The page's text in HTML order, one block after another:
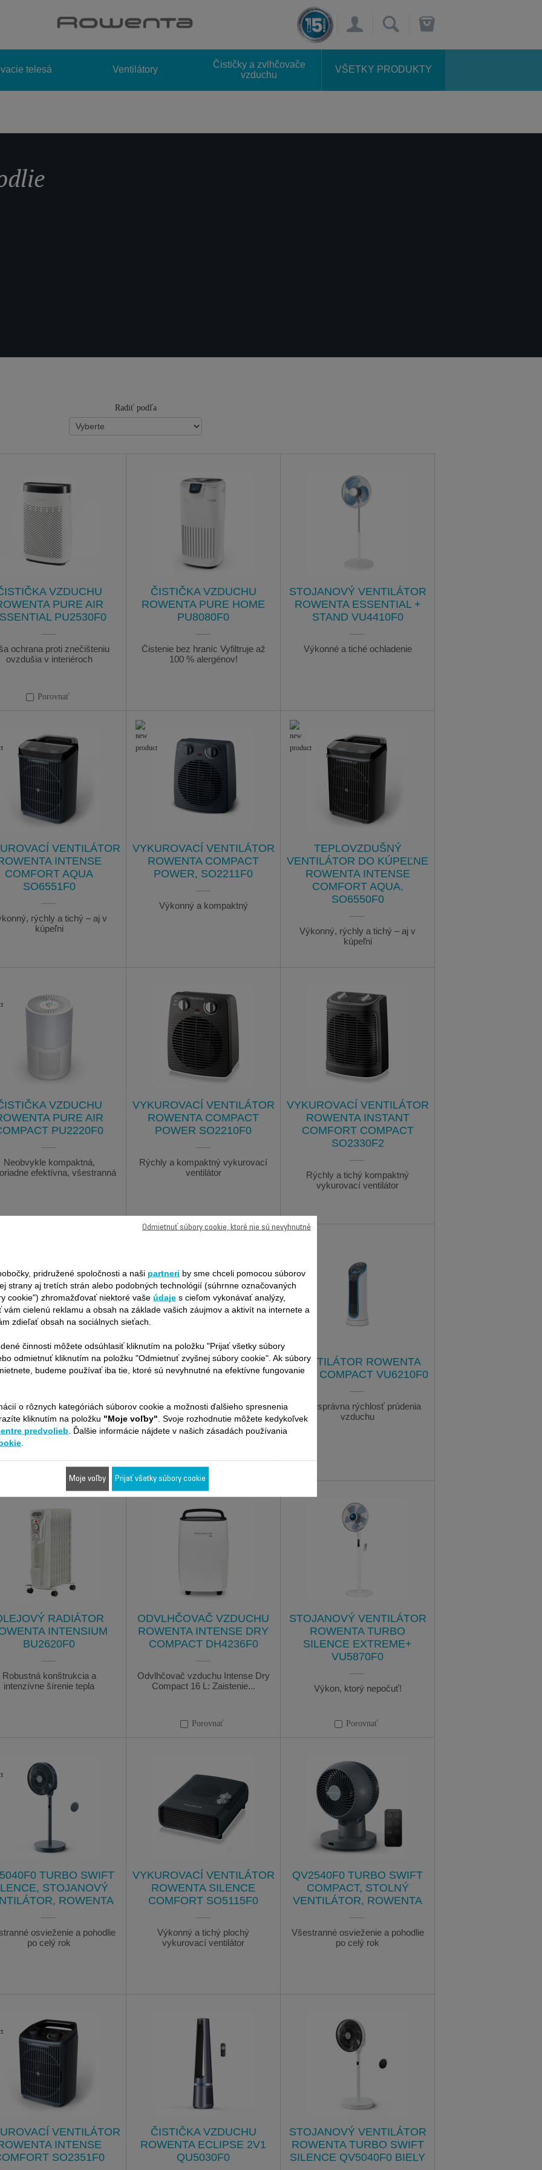
×
Choose a category
telesá Ventilátory
Čističky a zvlhčovače
vzduchu
VŠETKY PRODUKTY
Radiť podľa
VZDUCHU
PURE AIR
PU2530F0
ochrana proti znečišteniu
ovzdušia v interiéroch
Porovnať
ČISTIČKA VZDUCHU
ROWENTA PURE HOME
PU8080F0
Čistenie bez hraníc Vyfiltruje až
100 % alergénov!
STOJANOVÝ VENTILÁTOR
ROWENTA ESSENTIAL +
STAND VU4410F0
Výkonné a tiché ochladenie
VENTILÁTOR
INTENSE
COMFORT AQUA
SO6551F0
rýchly a tichý – aj v
kúpeľni
VYKUROVACÍ VENTILÁTOR
ROWENTA COMPACT
POWER, SO2211F0
Výkonný a kompaktný
TEPLOVZDUŠNÝ
VENTILÁTOR DO KÚPEĽNE
ROWENTA INTENSE
COMFORT AQUA,
SO6550F0
Výkonný, rýchly a tichý – aj v
kúpeľni
VZDUCHU
PURE AIR
PU2220F0
Neobvykle kompaktná,
efektívna, všestranná
VYKUROVACÍ VENTILÁTOR
ROWENTA COMPACT
POWER SO2210F0
Rýchly a kompaktný vykurovací
ventilátor
VYKUROVACÍ VENTILÁTOR
ROWENTA INSTANT
COMFORT COMPACT
SO2330F2
Rýchly a tichý kompaktný
vykurovací ventilátor
VENTILÁTOR
INSTANT
a tichý vykurovací
ventilátor do kúpeľne
ČISTIČKA VZDUCHU
ROWENTA PURE AIR
Dýchajte s ľahkosťou!
Porovnať
VENTILÁTOR ROWENTA
EOLE COMPACT VU6210F0
Vždy správna rýchlosť prúdenia
vzduchu
RADIÁTOR
INTENSIUM
BU2620F0
Robustná konštrukcia a
intenzívne šírenie tepla
ODVLHČOVAČ VZDUCHU
ROWENTA INTENSE DRY
COMPACT DH4236F0
Odvlhčovač vzduchu Intense Dry
Compact 16 L: Zaistenie...
Porovnať
STOJANOVÝ VENTILÁTOR
ROWENTA TURBO
SILENCE EXTREME+
VU5870F0
Výkon, ktorý nepočuť!
Porovnať
TURBO SWIFT
STOJANOVÝ
ROWENTA
osvieženie a pohodlie
po celý rok
VYKUROVACÍ VENTILÁTOR
ROWENTA SILENCE
COMFORT SO5115F0
Výkonný a tichý plochý
vykurovací ventilátor
QV2540F0 TURBO SWIFT
COMPACT, STOLNÝ
VENTILÁTOR, ROWENTA
Všestranné osvieženie a pohodlie
po celý rok
VENTILÁTOR
INTENSE
SO2351F0
ČISTIČKA VZDUCHU
ROWENTA ECLIPSE 2V1
QU5030F0
STOJANOVÝ VENTILÁTOR
ROWENTA TURBO SWIFT
SILENCE QV5040F0 BIELY
pridružené spoločnosti a naši partneri by sme chceli pomocou súborov
strany aj tretích strán alebo podobných technológií (súhrnne označovaných
cookie") zhromažďovať niektoré vaše údaje s cieľom vykonávať analýzy,
vám cielenú reklamu a obsah na základe vašich záujmov a aktivít na internete a
zdieľať obsah na sociálnych sieťach.
činnosti môžete odsúhlasiť kliknutím na položku "Prijať všetky súbory
odmietnuť kliknutím na položku "Odmietnuť zvyšnej súbory cookie". Ak súbory
budeme používať iba tie, ktoré sú nevyhnutné na efektívne fungovanie
o rôznych kategóriách súborov cookie a možnosti ďalšieho spresnenia
kliknutím na položku "Moje voľby" . Svoje rozhodnutie môžete kedykoľvek
predvolieb . Ďalšie informácie nájdete v našich zásadách používania
Odmietnuť súbory cookie, ktoré nie sú nevyhnutné
Moje voľby Prijať všetky súbory cookie